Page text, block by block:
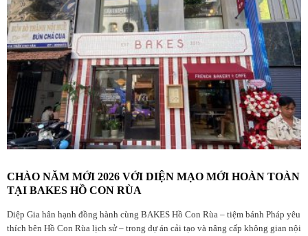
CHÀO NĂM MỚI 2026 VỚI DIỆN MẠO MỚI HOÀN TOÀN
TẠI BAKES HỒ CON RÙA
Diệp Gia hân hạnh đồng hành cùng BAKES Hồ Con Rùa – tiệm bánh Pháp yêu
thích bên Hồ Con Rùa lịch sử – trong dự án cải tạo và nâng cấp không gian nội